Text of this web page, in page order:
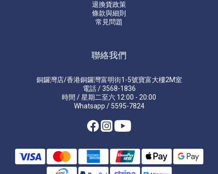
退換貨政策
條款與細則
常見問題
聯絡我們
銅鑼灣店/香港銅鑼灣富明街1-5號寶富大樓2M室
電話 / 3568-1836
時間 / 星期二至六 12:00 - 20:00
Whatsapp / 5595-7824